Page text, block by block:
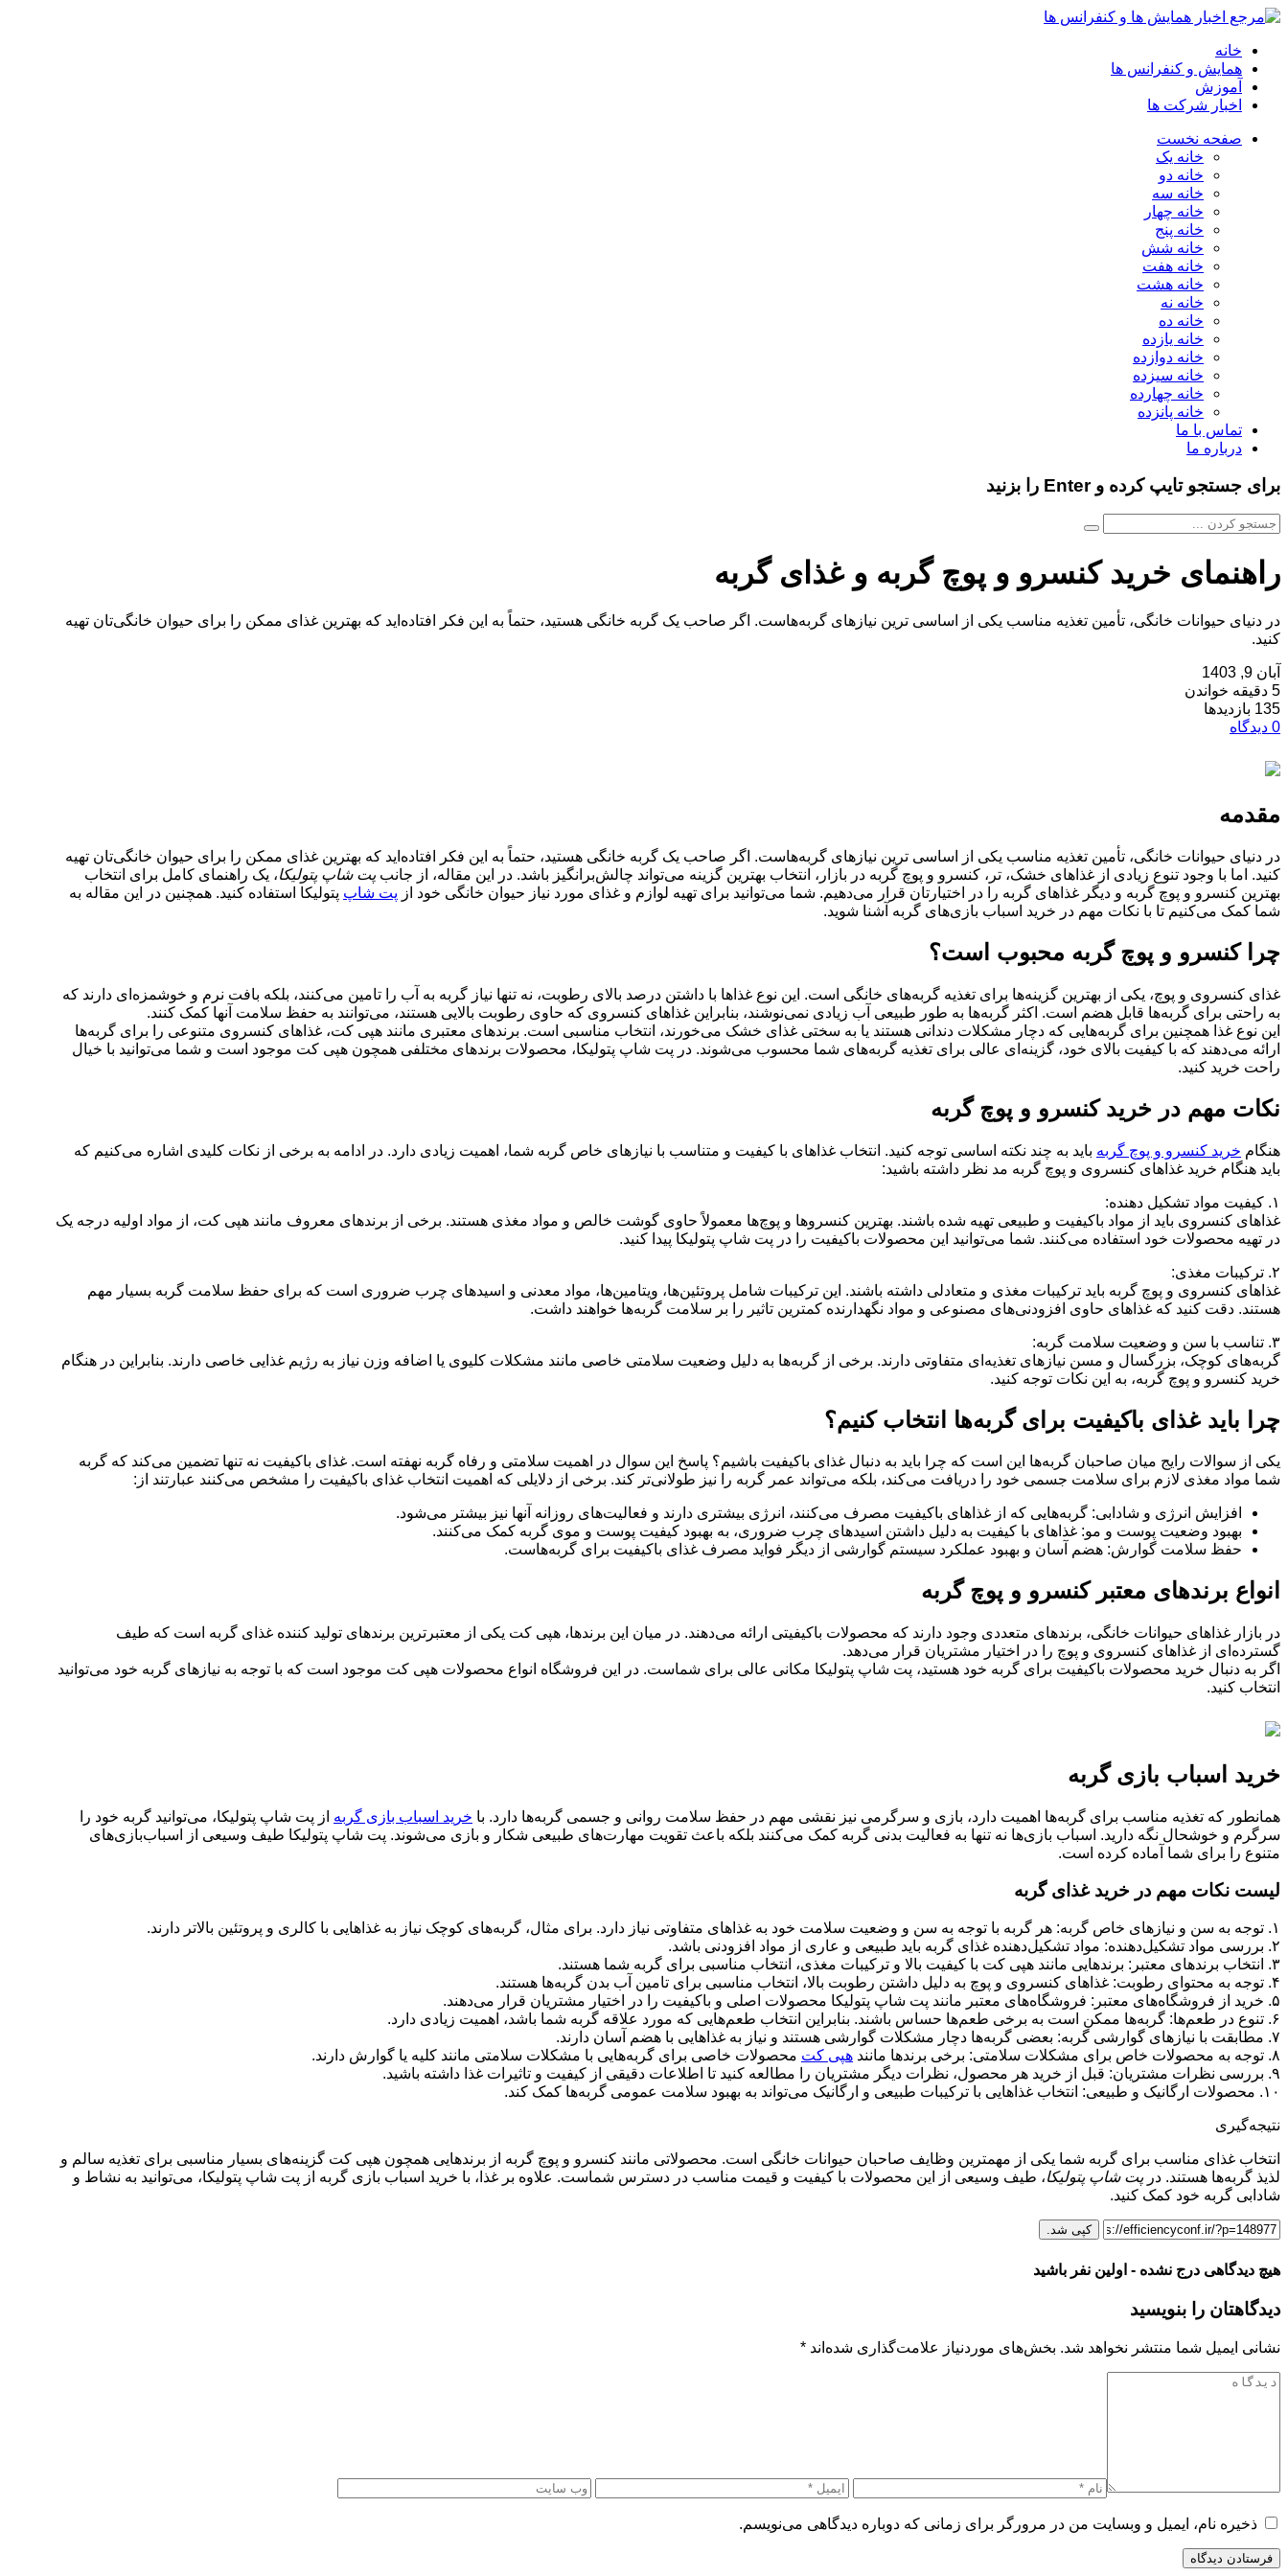
خانه
همایش و کنفرانس ها
آموزش
اخبار شرکت ها
صفحه نخست
خانه یک
خانه دو
خانه سه
خانه چهار
خانه پنج
خانه شش
خانه هفت
خانه هشت
خانه نه
خانه ده
خانه یازده
خانه دوازده
خانه سیزده
خانه چهارده
خانه پانزده
تماس با ما
درباره ما
برای جستجو تایپ کرده و Enter را بزنید
راهنمای خرید کنسرو و پوچ گربه و غذای گربه
در دنیای حیوانات خانگی، تأمین تغذیه مناسب یکی از اساسی ‌ترین نیازهای گربه‌هاست. اگر صاحب یک گربه خانگی هستید، حتماً به این فکر افتاده‌اید که بهترین غذای ممکن را برای حیوان خانگی‌تان تهیه
کنید.
آبان 9, 1403
5 دقیقه خواندن
135 بازدیدها
0 دیدگاه
مقدمه
در دنیای حیوانات خانگی، تأمین تغذیه مناسب یکی از اساسی ‌ترین نیازهای گربه‌هاست. اگر صاحب یک گربه خانگی هستید، حتماً به این فکر افتاده‌اید که بهترین غذای ممکن را برای حیوان خانگی‌تان تهیه
کنید. اما با وجود تنوع زیادی از غذاهای خشک، تر، کنسرو و پوچ گربه در بازار، انتخاب بهترین گزینه می‌تواند چالش‌برانگیز باشد. در این مقاله، از جانبپت شاپ پتولیکا، یک راهنمای کامل برای انتخاب
بهترین کنسرو و پوچ گربه و دیگر غذاهای گربه را در اختیارتان قرار می‌دهیم. شما می‌توانید برای تهیه لوازم و غذای مورد نیاز حیوان خانگی خود از پت شاپ پتولیکا استفاده کنید. همچنین در این مقاله به
شما کمک می‌کنیم تا با نکات مهم در خرید اسباب بازی‌های گربه آشنا شوید.
چرا کنسرو و پوچ گربه محبوب است؟
غذای کنسروی و پوچ، یکی از بهترین گزینه‌ها برای تغذیه گربه‌های خانگی است. این نوع غذاها با داشتن درصد بالای رطوبت، نه تنها نیاز گربه به آب را تامین می‌کنند، بلکه بافت نرم و خوشمزه‌ای دارند که
به راحتی برای گربه‌ها قابل هضم است. اکثر گربه‌ها به طور طبیعی آب زیادی نمی‌نوشند، بنابراین غذاهای کنسروی که حاوی رطوبت بالایی هستند، می‌توانند به حفظ سلامت آنها کمک کنند.
این نوع غذا همچنین برای گربه‌هایی که دچار مشکلات دندانی هستند یا به سختی غذای خشک می‌خورند، انتخاب مناسبی است. برندهای معتبری مانند هپی کت، غذاهای کنسروی متنوعی را برای گربه‌ها
ارائه می‌دهند که با کیفیت بالای خود، گزینه‌ای عالی برای تغذیه گربه‌های شما محسوب می‌شوند. در پت شاپ پتولیکا، محصولات برندهای مختلفی همچون هپی کت موجود است و شما می‌توانید با خیال
راحت خرید کنید.
نکات مهم در خرید کنسرو و پوچ گربه
هنگام خرید کنسرو و پوچ گربه باید به چند نکته اساسی توجه کنید. انتخاب غذاهای با کیفیت و متناسب با نیازهای خاص گربه شما، اهمیت زیادی دارد. در ادامه به برخی از نکات کلیدی اشاره می‌کنیم که
باید هنگام خرید غذاهای کنسروی و پوچ گربه مد نظر داشته باشید:
۱. کیفیت مواد تشکیل دهنده:
غذاهای کنسروی باید از مواد باکیفیت و طبیعی تهیه شده باشند. بهترین کنسروها و پوچ‌ها معمولاً حاوی گوشت خالص و مواد مغذی هستند. برخی از برندهای معروف مانند هپی کت، از مواد اولیه درجه یک
در تهیه محصولات خود استفاده می‌کنند. شما می‌توانید این محصولات باکیفیت را در پت شاپ پتولیکا پیدا کنید.
۲. ترکیبات مغذی:
غذاهای کنسروی و پوچ گربه باید ترکیبات مغذی و متعادلی داشته باشند. این ترکیبات شامل پروتئین‌ها، ویتامین‌ها، مواد معدنی و اسیدهای چرب ضروری است که برای حفظ سلامت گربه بسیار مهم
هستند. دقت کنید که غذاهای حاوی افزودنی‌های مصنوعی و مواد نگهدارنده کمترین تاثیر را بر سلامت گربه‌ها خواهند داشت.
۳. تناسب با سن و وضعیت سلامت گربه:
گربه‌های کوچک، بزرگسال و مسن نیازهای تغذیه‌ای متفاوتی دارند. برخی از گربه‌ها به دلیل وضعیت سلامتی خاصی مانند مشکلات کلیوی یا اضافه وزن نیاز به رژیم غذایی خاصی دارند. بنابراین در هنگام
خرید کنسرو و پوچ گربه، به این نکات توجه کنید.
چرا باید غذای باکیفیت برای گربه‌ها انتخاب کنیم؟
یکی از سوالات رایج میان صاحبان گربه‌ها این است که چرا باید به دنبال غذای باکیفیت باشیم؟ پاسخ این سوال در اهمیت سلامتی و رفاه گربه نهفته است. غذای باکیفیت نه تنها تضمین می‌کند که گربه
شما مواد مغذی لازم برای سلامت جسمی خود را دریافت می‌کند، بلکه می‌تواند عمر گربه را نیز طولانی‌تر کند. برخی از دلایلی که اهمیت انتخاب غذای باکیفیت را مشخص می‌کنند عبارتند از:
افزایش انرژی و شادابی: گربه‌هایی که از غذاهای باکیفیت مصرف می‌کنند، انرژی بیشتری دارند و فعالیت‌های روزانه آنها نیز بیشتر می‌شود.
بهبود وضعیت پوست و مو: غذاهای با کیفیت به دلیل داشتن اسیدهای چرب ضروری، به بهبود کیفیت پوست و موی گربه کمک می‌کنند.
حفظ سلامت گوارش: هضم آسان و بهبود عملکرد سیستم گوارشی از دیگر فواید مصرف غذای باکیفیت برای گربه‌هاست.
انواع برندهای معتبر کنسرو و پوچ گربه
در بازار غذاهای حیوانات خانگی، برندهای متعددی وجود دارند که محصولات باکیفیتی ارائه می‌دهند. در میان این برندها، هپی کت یکی از معتبرترین برندهای تولید کننده غذای گربه است که طیف
گسترده‌ای از غذاهای کنسروی و پوچ را در اختیار مشتریان قرار می‌دهد.
اگر به دنبال خرید محصولات باکیفیت برای گربه خود هستید، پت شاپ پتولیکا مکانی عالی برای شماست. در این فروشگاه انواع محصولات هپی کت موجود است که با توجه به نیازهای گربه خود می‌توانید
انتخاب کنید.
خرید اسباب بازی گربه
همانطور که تغذیه مناسب برای گربه‌ها اهمیت دارد، بازی و سرگرمی نیز نقشی مهم در حفظ سلامت روانی و جسمی گربه‌ها دارد. با خرید اسباب بازی گربه از پت شاپ پتولیکا، می‌توانید گربه خود را
سرگرم و خوشحال نگه دارید. اسباب بازی‌ها نه تنها به فعالیت بدنی گربه کمک می‌کنند بلکه باعث تقویت مهارت‌های طبیعی شکار و بازی می‌شوند. پت شاپ پتولیکا طیف وسیعی از اسباب‌بازی‌های
متنوع را برای شما آماده کرده است.
لیست نکات مهم در خرید غذای گربه
۱. توجه به سن و نیازهای خاص گربه: هر گربه با توجه به سن و وضعیت سلامت خود به غذاهای متفاوتی نیاز دارد. برای مثال، گربه‌های کوچک نیاز به غذاهایی با کالری و پروتئین بالاتر دارند.
۲. بررسی مواد تشکیل‌دهنده: مواد تشکیل‌دهنده غذای گربه باید طبیعی و عاری از مواد افزودنی باشد.
۳. انتخاب برندهای معتبر : برندهایی مانند هپی کت با کیفیت بالا و ترکیبات مغذی، انتخاب مناسبی برای گربه شما هستند.
۴. توجه به محتوای رطوبت: غذاهای کنسروی و پوچ به دلیل داشتن رطوبت بالا، انتخاب مناسبی برای تامین آب بدن گربه‌ها هستند.
۵. خرید از فروشگاه‌های معتبر : فروشگاه‌های معتبر مانند پت شاپ پتولیکا محصولات اصلی و باکیفیت را در اختیار مشتریان قرار می‌دهند.
۶. تنوع در طعم‌ها: گربه‌ها ممکن است به برخی طعم‌ها حساس باشند. بنابراین انتخاب طعم‌هایی که مورد علاقه گربه شما باشد، اهمیت زیادی دارد.
۷. مطابقت با نیازهای گوارشی گربه: بعضی گربه‌ها دچار مشکلات گوارشی هستند و نیاز به غذاهایی با هضم آسان دارند.
۸. توجه به محصولات خاص برای مشکلات سلامتی: برخی برندها مانند هپی کت محصولات خاصی برای گربه‌هایی با مشکلات سلامتی مانند کلیه یا گوارش دارند.
۹. بررسی نظرات مشتریان: قبل از خرید هر محصول، نظرات دیگر مشتریان را مطالعه کنید تا اطلاعات دقیقی از کیفیت و تاثیرات غذا داشته باشید.
۱۰. محصولات ارگانیک و طبیعی: انتخاب غذاهایی با ترکیبات طبیعی و ارگانیک می‌تواند به بهبود سلامت عمومی گربه‌ها کمک کند.
نتیجه‌گیری
انتخاب غذای مناسب برای گربه شما یکی از مهمترین وظایف صاحبان حیوانات خانگی است. محصولاتی مانند کنسرو و پوچ گربه از برندهایی همچون هپی کت گزینه‌های بسیار مناسبی برای تغذیه سالم و
لذیذ گربه‌ها هستند. درپت شاپ پتولیکا، طیف وسیعی از این محصولات با کیفیت و قیمت مناسب در دسترس شماست. علاوه بر غذا، با خرید اسباب بازی گربه از پت شاپ پتولیکا، می‌توانید به نشاط و
شادابی گربه خود کمک کنید.
کپی شد.
هیچ دیدگاهی درج نشده - اولین نفر باشید
دیدگاهتان را بنویسید
نشانی ایمیل شما منتشر نخواهد شد. بخش‌های موردنیاز علامت‌گذاری شده‌اند *
ذخیره نام، ایمیل و وبسایت من در مرورگر برای زمانی که دوباره دیدگاهی می‌نویسم.